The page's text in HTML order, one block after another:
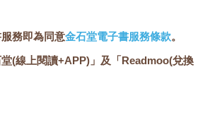
務即為同意金石堂電子書服務條款。
(線上閱讀+APP)」及「Readmoo(兌換